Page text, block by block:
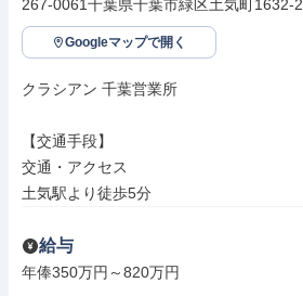
267-0061千葉県千葉市緑区土気町1632-2
Googleマップで開く
クラシアン 千葉営業所
【交通手段】
交通・アクセス
土気駅より徒歩5分
給与
年俸350万円～820万円